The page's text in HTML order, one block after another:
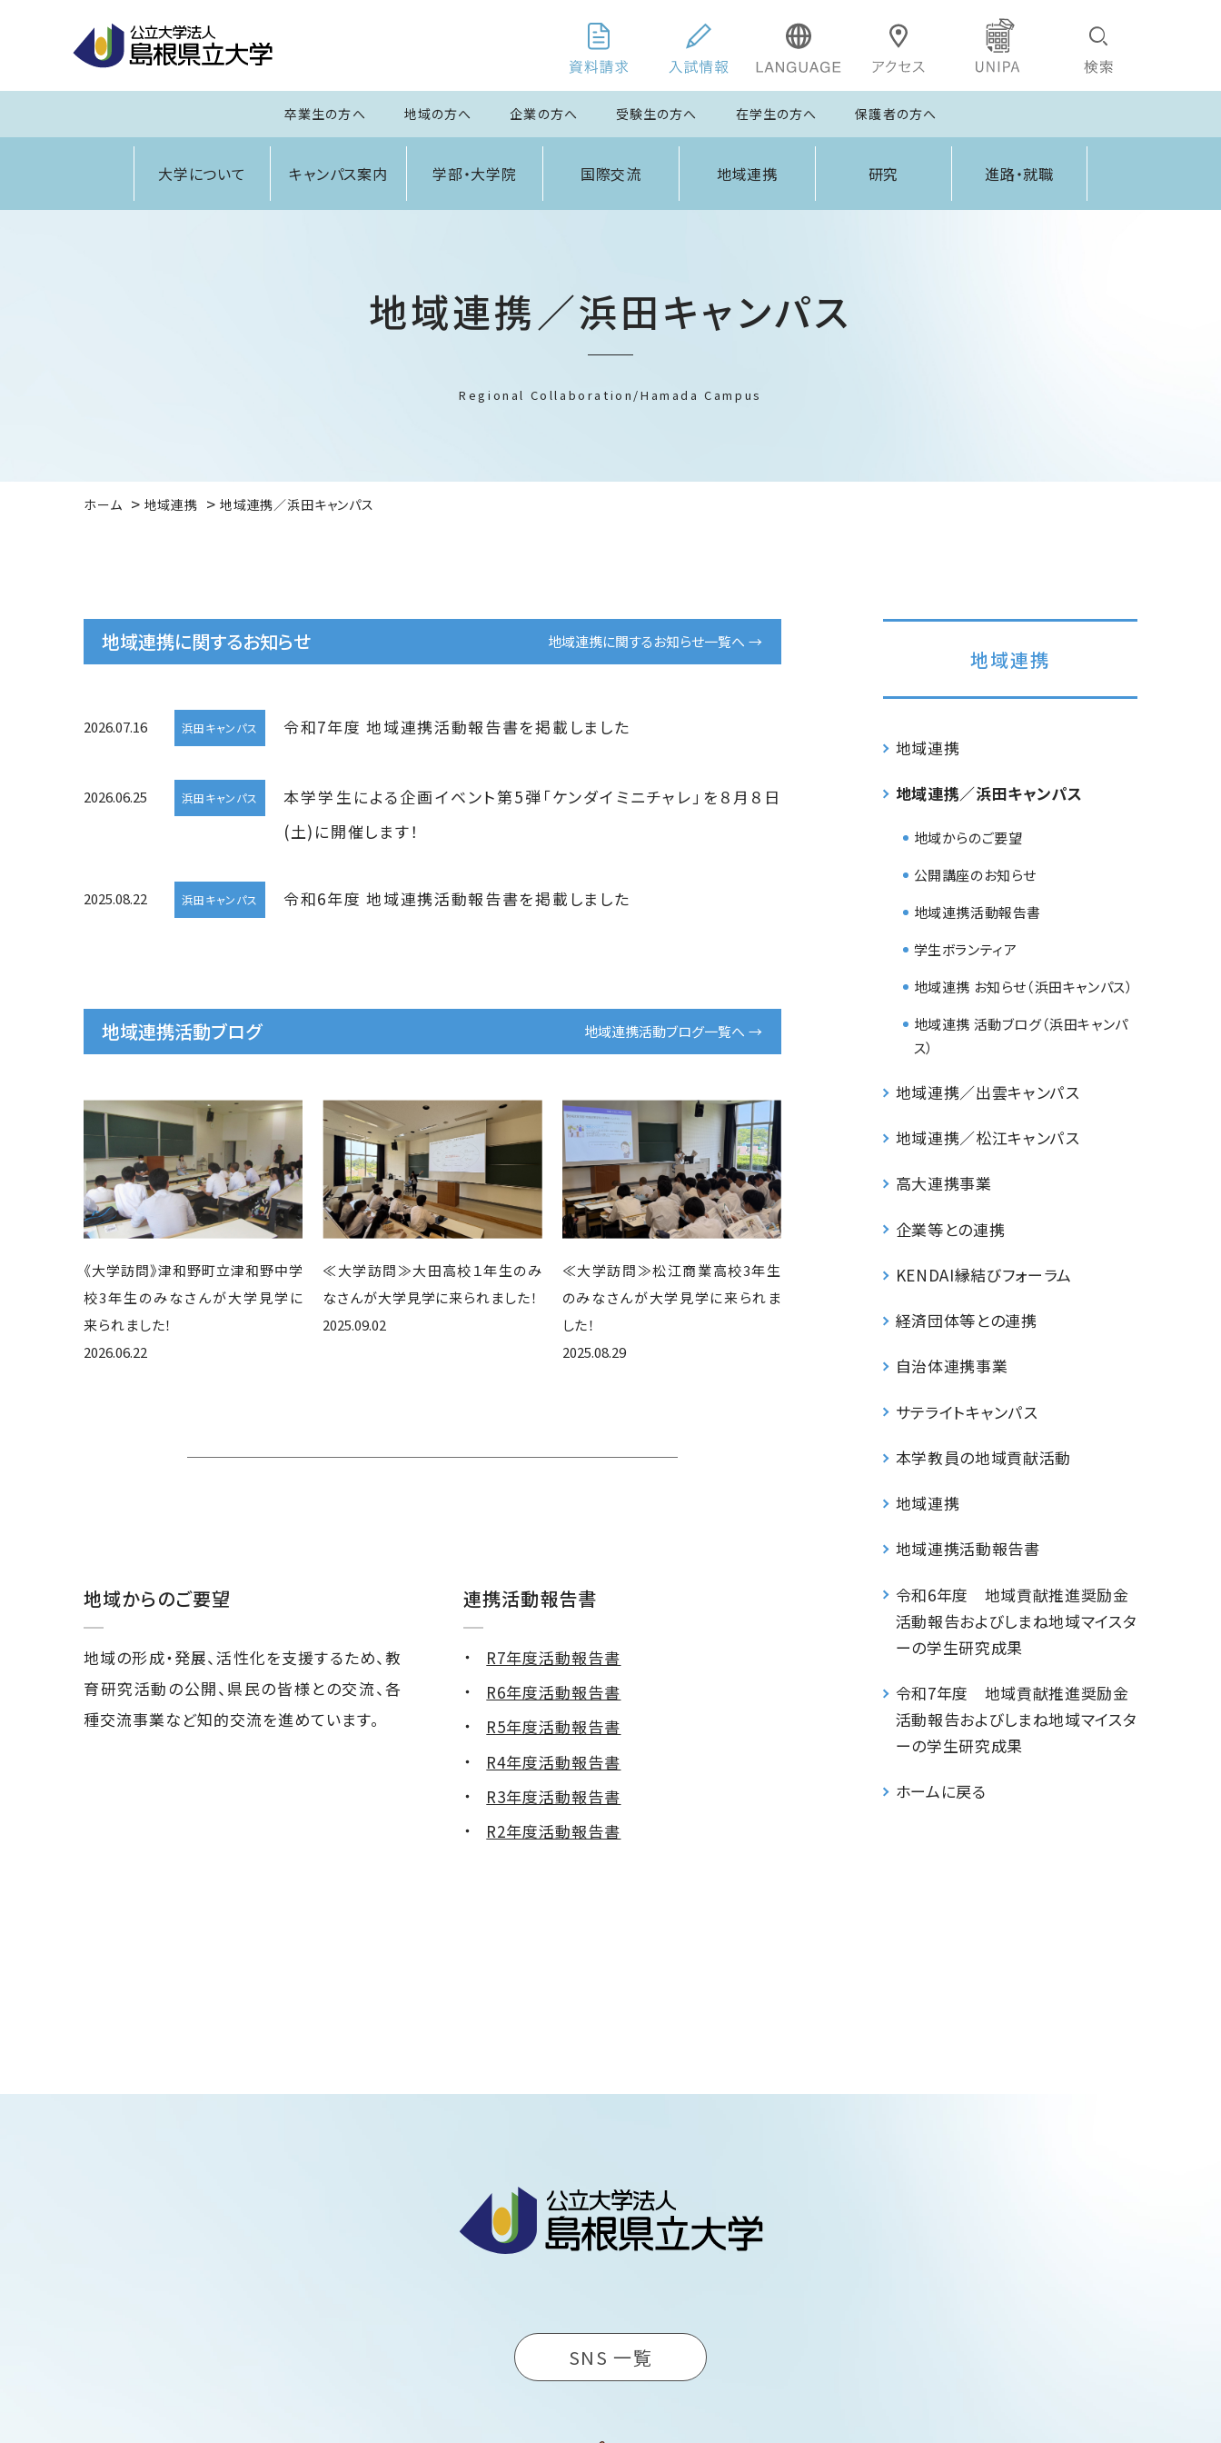
卒業生の方へ 地域の方へ 企業の方へ 受験生の方へ 在学生の方へ 保護者の方へ
大学について キャンパス案内 学部・大学院 国際交流 地域連携 研究 進路・就職
地域連携／浜田キャンパス
Regional Collaboration/Hamada Campus
ホーム 地域連携 地域連携／浜田キャンパス
地域連携に関するお知らせ 地域連携に関するお知らせ一覧へ
2026.07.16 浜田キャンパス 令和7年度 地域連携活動報告書を掲載しました
2026.06.25 浜田キャンパス
本学学生による企画イベント第5弾「ケンダイミニチャレ」を８月８日
(土)に開催します！
2025.08.22 浜田キャンパス 令和6年度 地域連携活動報告書を掲載しました
地域連携活動ブログ 地域連携活動ブログ一覧へ
《大学訪問》津和野町立津和野中学
校3年生のみなさんが大学見学に
来られました！
2026.06.22
≪大学訪問≫大田高校１年生のみ
なさんが大学見学に来られました！
2025.09.02
≪大学訪問≫松江商業高校3年生
のみなさんが大学見学に来られま
した！
2025.08.29
地域からのご要望
地域の形成・発展、活性化を支援するため、教
育研究活動の公開、県民の皆様との交流、各
種交流事業など知的交流を進めています。
連携活動報告書
R7年度活動報告書
R6年度活動報告書
R5年度活動報告書
R4年度活動報告書
R3年度活動報告書
R2年度活動報告書
地域連携
地域連携
地域連携／浜田キャンパス
地域からのご要望
公開講座のお知らせ
地域連携活動報告書
学生ボランティア
地域連携 お知らせ（浜田キャンパス）
地域連携 活動ブログ（浜田キャンパ
ス）
地域連携／出雲キャンパス
地域連携／松江キャンパス
高大連携事業
企業等との連携
KENDAI縁結びフォーラム
経済団体等との連携
自治体連携事業
サテライトキャンパス
本学教員の地域貢献活動
地域連携
地域連携活動報告書
令和6年度 地域貢献推進奨励金
活動報告およびしまね地域マイスタ
ーの学生研究成果
令和7年度 地域貢献推進奨励金
活動報告およびしまね地域マイスタ
ーの学生研究成果
ホームに戻る
SNS 一覧